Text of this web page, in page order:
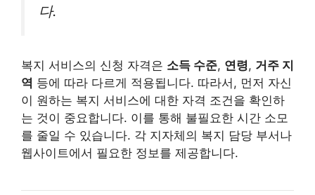
다.
복지 서비스의 신청 자격은 소득 수준, 연령, 거주 지
역 등에 따라 다르게 적용됩니다. 따라서, 먼저 자신
이 원하는 복지 서비스에 대한 자격 조건을 확인하
는 것이 중요합니다. 이를 통해 불필요한 시간 소모
를 줄일 수 있습니다. 각 지자체의 복지 담당 부서나
웹사이트에서 필요한 정보를 제공합니다.